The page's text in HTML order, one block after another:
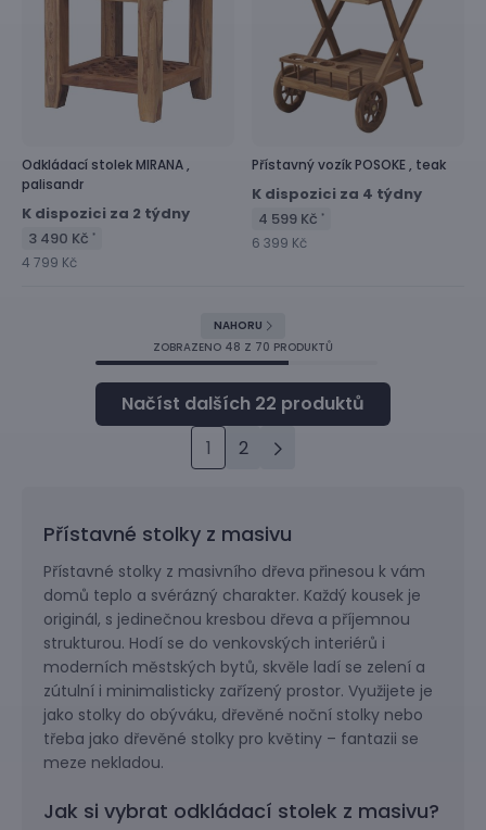
Odkládací stolekMIRANA ,
palisandr
K dispozici za 2 týdny
3 490 Kč *
4 799 Kč
Přístavný vozíkPOSOKE , teak
K dispozici za 4 týdny
4 599 Kč *
6 399 Kč
NAHORU
ZOBRAZENO 48 Z 70 PRODUKTŮ
1 2
Přístavné stolky z masivu
Přístavné stolky z masivního dřeva přinesou k vám
domů teplo a svérázný charakter. Každý kousek je
originál, s jedinečnou kresbou dřeva a příjemnou
strukturou. Hodí se do venkovských interiérů i
moderních městských bytů, skvěle ladí se zelení a
zútulní i minimalisticky zařízený prostor. Využijete je
jako stolky do obýváku, dřevěné noční stolky nebo
třeba jako dřevěné stolky pro květiny – fantazii se
meze nekladou.
Jak si vybrat odkládací stolek z masivu?